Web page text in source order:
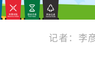
记者：李